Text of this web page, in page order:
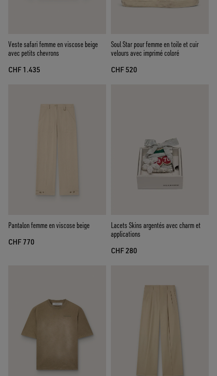
Veste safari femme en viscose beige
avec petits chevrons
CHF 1.435
Soul Star pour femme en toile et cuir
velours avec imprimé coloré
CHF 520
Pantalon femme en viscose beige
CHF 770
Lacets Skins argentés avec charm et
applications
CHF 280